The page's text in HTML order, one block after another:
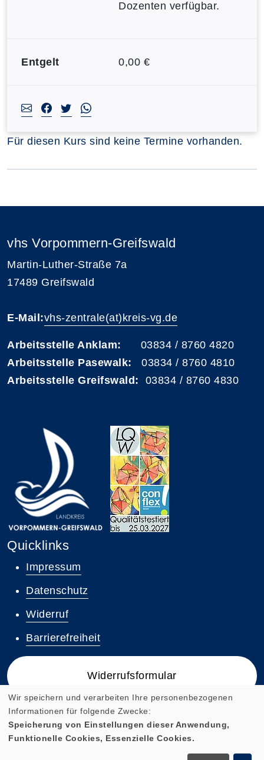
Dozenten verfügbar.
Entgelt 0,00 €
Für diesen Kurs sind keine Termine vorhanden.
vhs Vorpommern-Greifswald
Martin-Luther-Straße 7a
17489 Greifswald
E-Mail:vhs-zentrale(at)kreis-vg.de
Arbeitsstelle Anklam: 03834 / 8760 4820
Arbeitsstelle Pasewalk: 03834 / 8760 4810
Arbeitsstelle Greifswald: 03834 / 8760 4830
Quicklinks
Impressum
Datenschutz
Widerruf
Barrierefreiheit
Widerrufsformular
Cookie Einstellungen
Wir speichern und verarbeiten Ihre personenbezogenen
Informationen für folgende Zwecke:
Speicherung von Einstellungen dieser Anwendung,
Funktionelle Cookies, Essenzielle Cookies.